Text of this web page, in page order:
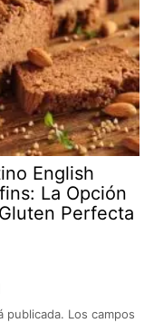
English
La Opción
Perfecta
publicada. Los campos